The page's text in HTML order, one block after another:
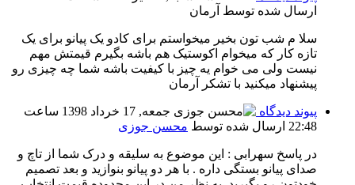
ارسال شده توسط آرمان
سلا م شب تون بخیر میخواستم برای کادو یک پیانو برای یک
تازه کار که میخوام اکوستیک هم باشه بگیرم قیمتش مهم
نیست ولی می خوام یه چیز با کیفیت باشه شما چه چیزی رو
پیشنهاد میکنید با تشکر آرمان
پیوند دیدگاه
جمعه, 17 خرداد 1398 ساعت
22:48 ارسال شده توسط محسن جوزی
در پاسخ سهرابی :‌ این موضوع به سلیقه و درک شما از تاچ و
صدای پیانو بستگی داره . با هر دو پیانو بنوازید و بعد تصمیم